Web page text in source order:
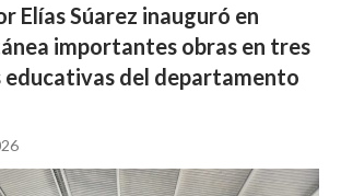
Elías Súarez inauguró en
importantes obras en tres
del departamento